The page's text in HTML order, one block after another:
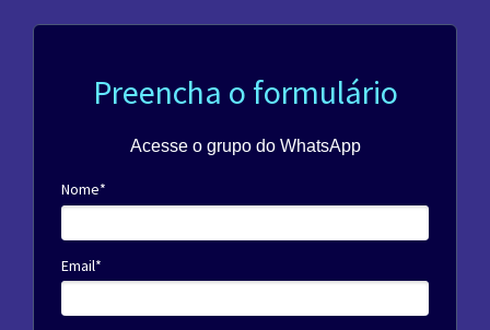
Preencha o formulário
Acesse o grupo do WhatsApp
Nome*
Email*